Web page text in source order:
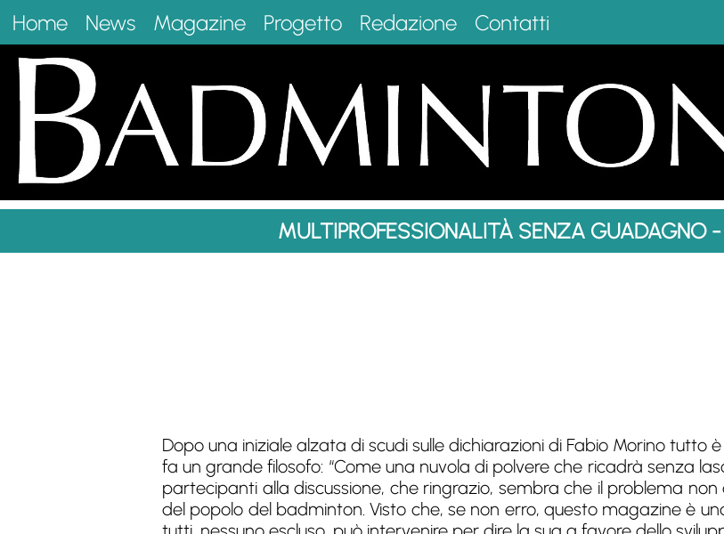
Home News Magazine Progetto Redazione Contatti
MULTIPROFESSIONALITÀ SENZA GUADAGNO
Dopo una iniziale alzata di scudi sulle dichiarazioni di Fabio Morino tutto
fa un grande filosofo: “Come una nuvola di polvere che ricadrà senza
partecipanti alla discussione, che ringrazio, sembra che il problema
del popolo del badminton. Visto che, se non erro, questo magazine è